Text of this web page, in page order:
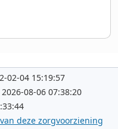
02-04 15:19:57
08-06 07:38:20
deze zorgvoorziening